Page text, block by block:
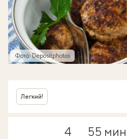
Фото: Depositphotos
Легкий!
4 55 мин